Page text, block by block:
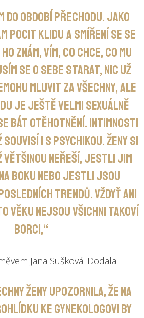
do období přechodu. Jako
pocit klidu a smíření se se
znám, vím, co chce, co mu
se o sebe starat, nic už
mluvit za všechny, ale
je ještě velmi sexuálně
bát otěhotnění. Intimnosti
i s psychikou. Ženy si
většinou neřeší, jestli jim
boku nebo jestli jsou
trendů. Vždyť ani
věku nejsou všichni takoví
borci,“
Jana Sušková. Dodala:
ženy upozornila, že na
ke gynekologovi by